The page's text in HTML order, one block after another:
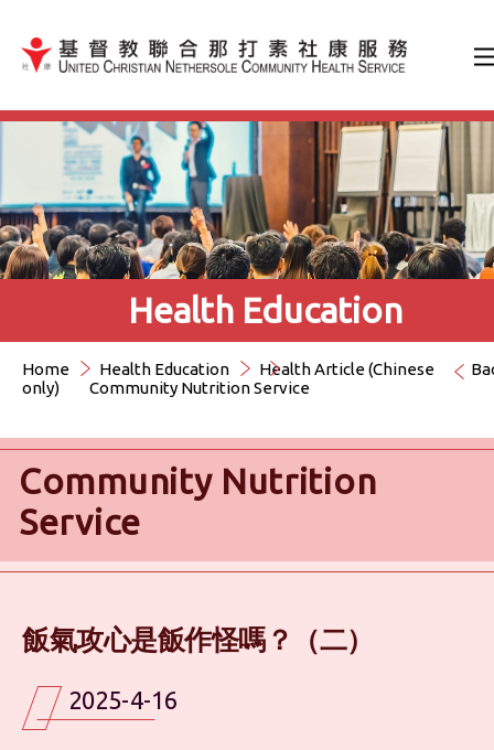
Jump to Content（按輸入鍵
Health Education
Home Health Education
Health Article (Chinese
only)
Community Nutrition Service
Community Nutrition
Service
飯氣攻心是飯作怪嗎？（二）
2025-4-16